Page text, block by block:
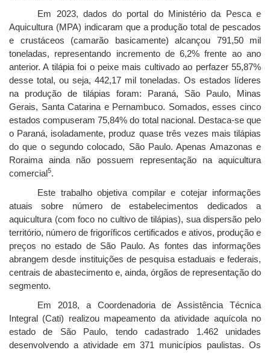
Em 2023, dados do portal do Ministério da Pesca e
Aquicultura (MPA) indicaram que a produção total de pescados
e crustáceos (camarão basicamente) alcançou 791,50 mil
toneladas, representando incremento de 6,2% frente ao ano
anterior. A tilápia foi o peixe mais cultivado ao perfazer 55,87%
desse total, ou seja, 442,17 mil toneladas. Os estados líderes
na produção de tilápias foram: Paraná, São Paulo, Minas
Gerais, Santa Catarina e Pernambuco. Somados, esses cinco
estados compuseram 75,84% do total nacional. Destaca-se que
o Paraná, isoladamente, produz quase três vezes mais tilápias
do que o segundo colocado, São Paulo. Apenas Amazonas e
Roraima ainda não possuem representação na aquicultura
comercial 5.
Este trabalho objetiva compilar e cotejar informações
atuais sobre número de estabelecimentos dedicados a
aquicultura (com foco no cultivo de tilápias), sua dispersão pelo
território, número de frigoríficos certificados e ativos, produção e
preços no estado de São Paulo. As fontes das informações
abrangem desde instituições de pesquisa estaduais e federais,
centrais de abastecimento e, ainda, órgãos de representação do
segmento.
Em 2018, a Coordenadoria de Assistência Técnica
Integral (Cati) realizou mapeamento da atividade aquícola no
estado de São Paulo, tendo cadastrado 1.462 unidades
desenvolvendo a atividade em 371 municípios paulistas. Os